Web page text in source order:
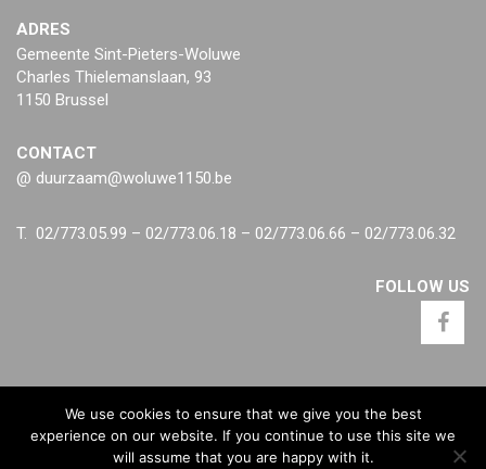
ADRES
Gemeente Sint-Pieters-Woluwe
Charles Thielemanslaan, 93
1150 Brussel
CONTACT
@ duurzaam@woluwe1150.be
T. 02/773.05.99 – 02/773.06.18 – 02/773.06.66 – 02/773.06.32
FOLLOW US
We use cookies to ensure that we give you the best
experience on our website. If you continue to use this site we
will assume that you are happy with it.